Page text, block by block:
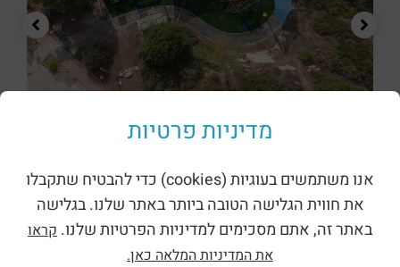
מדיניות פרטיות
אנו משתמשים בעוגיות (cookies) כדי להבטיח שתקבלו
את חווית הגלישה הטובה ביותר באתר שלנו. בגלישה
באתר זה, אתם מסכימים למדיניות הפרטיות שלנו. קראו
את המדיניות המלאה כאן.